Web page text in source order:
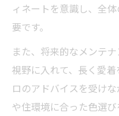
ィネートを意識し、全
要です。
また、将来的なメンテ
視野に入れて、長く愛
ロのアドバイスを受け
や住環境に合った色選